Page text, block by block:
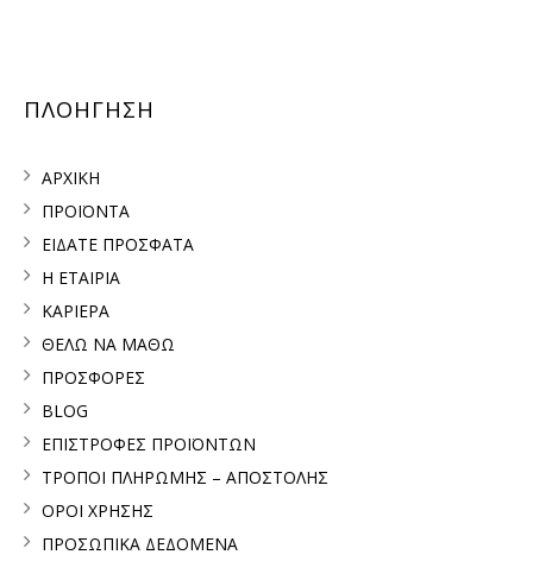
ΠΛΟΗΓΗΣΗ
ΑΡΧΙΚΗ
ΠΡΟΪΟΝΤΑ
ΕΙΔΑΤΕ ΠΡΟΣΦΑΤΑ
Η ΕΤΑΙΡΙΑ
ΚΑΡΙΕΡΑ
ΘΕΛΩ ΝΑ ΜΑΘΩ
ΠΡΟΣΦΟΡΕΣ
BLOG
ΕΠΙΣΤΡΟΦΕΣ ΠΡΟΪΟΝΤΩΝ
ΤΡΟΠΟΙ ΠΛΗΡΩΜΗΣ – ΑΠΟΣΤΟΛΗΣ
ΟΡΟΙ ΧΡΗΣΗΣ
ΠΡΟΣΩΠΙΚΑ ΔΕΔΟΜΕΝΑ